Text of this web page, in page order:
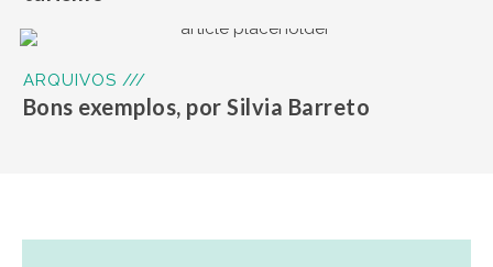
ARQUIVOS ///
Bons exemplos, por Silvia Barreto